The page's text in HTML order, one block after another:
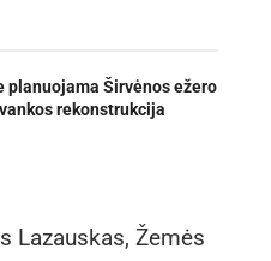
planuojama Širvėnos ežero
rekonstrukcija
Lazauskas, Žemės